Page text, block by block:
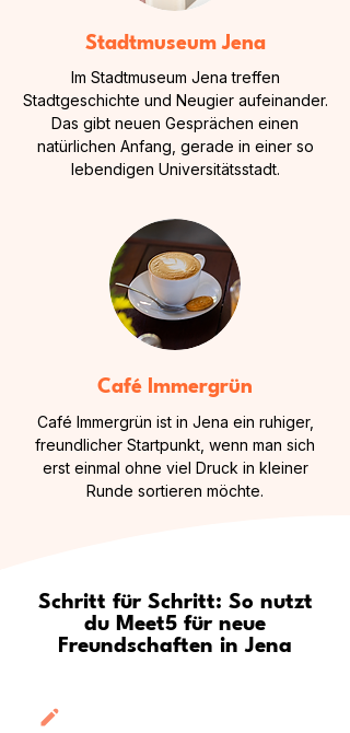
Stadtmuseum Jena
Im Stadtmuseum Jena treffen
Stadtgeschichte und Neugier aufeinander.
Das gibt neuen Gesprächen einen
natürlichen Anfang, gerade in einer so
lebendigen Universitätsstadt.
Café Immergrün
Café Immergrün ist in Jena ein ruhiger,
freundlicher Startpunkt, wenn man sich
erst einmal ohne viel Druck in kleiner
Runde sortieren möchte.
Schritt für Schritt: So nutzt
du Meet5 für neue
Freundschaften in Jena